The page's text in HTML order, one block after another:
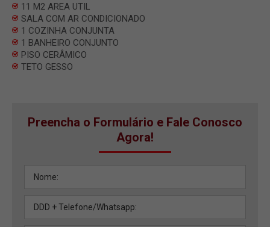
11 M2 AREA UTIL
SALA COM AR CONDICIONADO
1 COZINHA CONJUNTA
1 BANHEIRO CONJUNTO
PISO CERÂMICO
TETO GESSO
Preencha o Formulário e Fale Conosco
Agora!